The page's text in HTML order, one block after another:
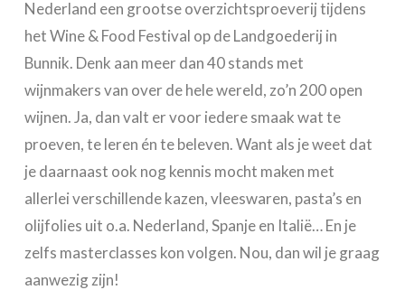
Nederland een grootse overzichtsproeverij tijdens
het Wine & Food Festival op de Landgoederij in
Bunnik. Denk aan meer dan 40 stands met
wijnmakers van over de hele wereld, zo’n 200 open
wijnen. Ja, dan valt er voor iedere smaak wat te
proeven, te leren én te beleven. Want als je weet dat
je daarnaast ook nog kennis mocht maken met
allerlei verschillende kazen, vleeswaren, pasta’s en
olijfolies uit o.a. Nederland, Spanje en Italië… En je
zelfs masterclasses kon volgen. Nou, dan wil je graag
aanwezig zijn!